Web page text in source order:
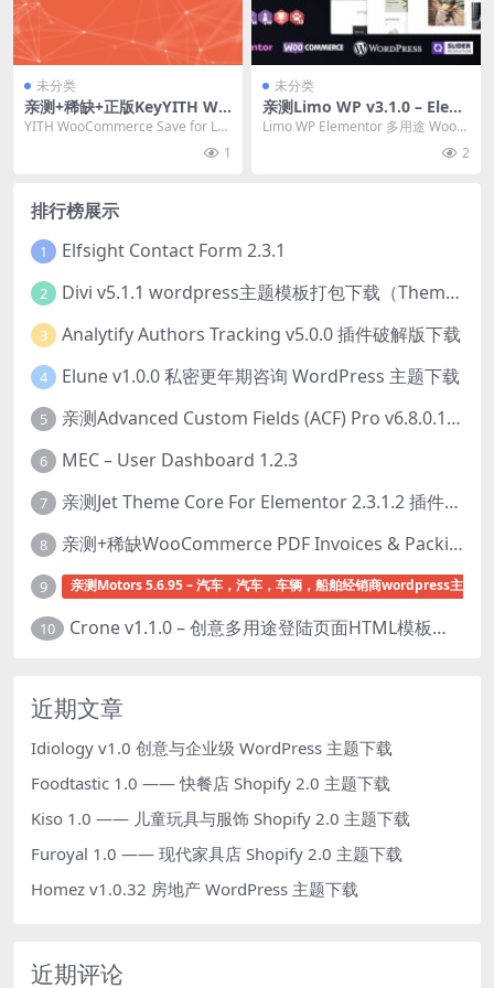
未分类
亲测+稀缺+正版KeyYITH Wo
oCommerce Save for Later
YITH WooCommerce Save for Lat
1
未分类
亲测Limo WP v3.1.0 – Elem
entor 多用途 WooCommerc
Limo WP Elementor 多用途 WooC
2
排行榜展示
1 Elfsight Contact Form 2.3.1
2 Divi v5.1.1 wordpress主题模板打包下载（Theme + Builder+ Extra Theme + Templates + Layouts + PSD）
3 Analytify Authors Tracking v5.0.0 插件破解版下载
4 Elune v1.0.0 私密更年期咨询 WordPress 主题下载
5 亲测Advanced Custom Fields (ACF) Pro v6.8.0.1 + Advanced Custom Fields: Extended PRO v0.9.2.3 | 网站开发自定义字段插件下载
6 MEC – User Dashboard 1.2.3
7 亲测Jet Theme Core For Elementor 2.3.1.2 插件下载
8 亲测+稀缺WooCommerce PDF Invoices & Packing Slips Professional v2.20.0 + Templates v2.25.1 [by WpOverNight] WooCommerce PDF 发票和装箱单插件下载
9 亲测Motors 5.6.95 – 汽车，汽车，车辆，船舶经销商wordpress主题下
10 Crone v1.1.0 – 创意多用途登陆页面HTML模板下载
近期文章
Idiology v1.0 创意与企业级 WordPress 主题下载
Foodtastic 1.0 —— 快餐店 Shopify 2.0 主题下载
Kiso 1.0 —— 儿童玩具与服饰 Shopify 2.0 主题下载
Furoyal 1.0 —— 现代家具店 Shopify 2.0 主题下载
Homez v1.0.32 房地产 WordPress 主题下载
近期评论